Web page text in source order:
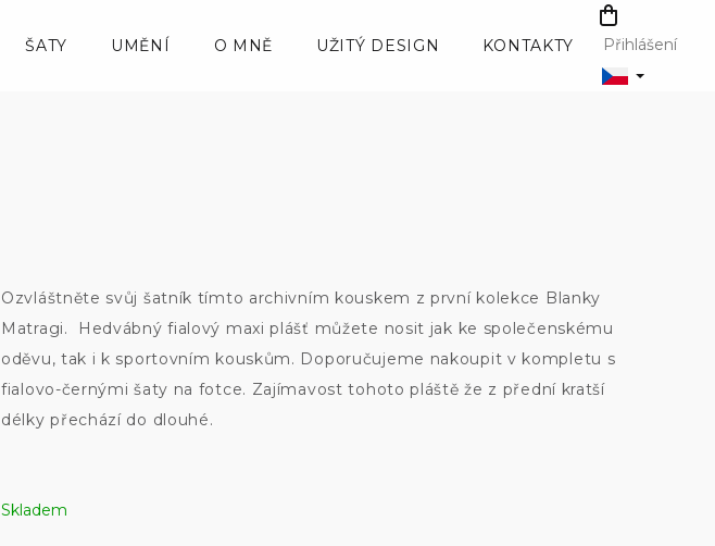
ŠATY UMĚNÍ O MNĚ UŽITÝ DESIGN KONTAKTY
NÁKUPNÍ
KOŠÍK
Přihlášení
Skladem
Ozvláštněte svůj šatník tímto archivním kouskem z první kolekce Blanky
Matragi. Hedvábný fialový maxi plášť můžete nosit jak ke společenskému
oděvu, tak i k sportovním kouskům. Doporučujeme nakoupit v kompletu s
fialovo-černými šaty na fotce. Zajímavost tohoto pláště že z přední kratší
délky přechází do dlouhé.